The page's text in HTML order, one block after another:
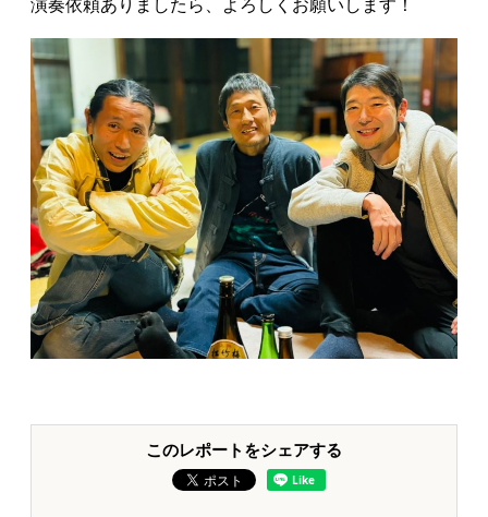
演奏依頼ありましたら、よろしくお願いします！
このレポートをシェアする